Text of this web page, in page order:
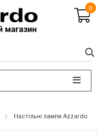
0
Настільні лампи Azzardo